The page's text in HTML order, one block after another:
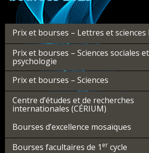
Prix et bourses – Lettres et sciences
Prix et bourses – Sciences sociales et
psychologie
Prix et bourses – Sciences
Centre d’études et de recherches
internationales (CÉRIUM)
Bourses d’excellence mosaïques
Bourses facultaires de 1 er cycle